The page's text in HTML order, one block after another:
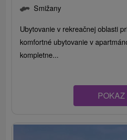
Smižany
Ubytovanie v rekreačnej oblasti
komfortné ubytovanie v
kompletne...
POKAZ